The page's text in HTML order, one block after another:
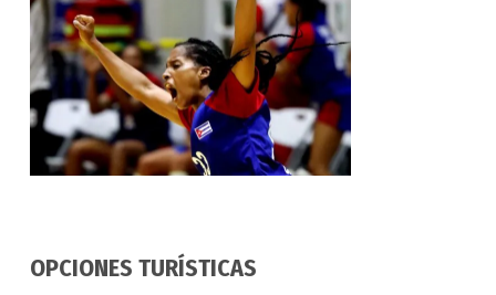
OPCIONES TURÍSTICAS